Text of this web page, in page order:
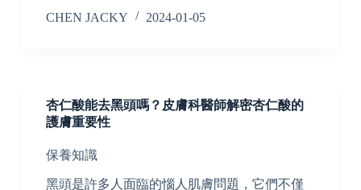
CHEN JACKY 2024-01-05
杏仁酸能去黑頭嗎？皮膚科醫師解密杏仁酸的
護膚重要性
保養知識
黑頭是許多人面臨的惱人肌膚問題，它們不僅